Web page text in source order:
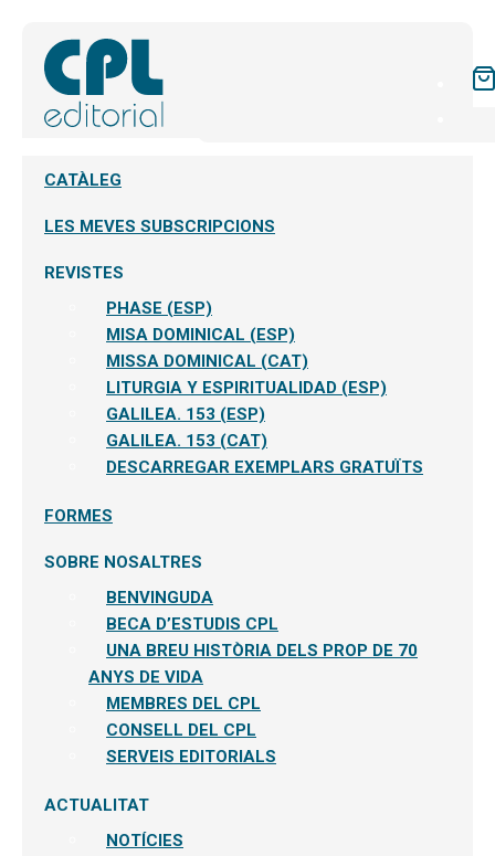
CATÀLEG
LES MEVES SUBSCRIPCIONS
REVISTES
PHASE (ESP)
MISA DOMINICAL (ESP)
MISSA DOMINICAL (CAT)
LITURGIA Y ESPIRITUALIDAD (ESP)
GALILEA. 153 (ESP)
GALILEA. 153 (CAT)
DESCARREGAR EXEMPLARS GRATUÏTS
FORMES
SOBRE NOSALTRES
BENVINGUDA
BECA D’ESTUDIS CPL
UNA BREU HISTÒRIA DELS PROP DE 70
ANYS DE VIDA
MEMBRES DEL CPL
CONSELL DEL CPL
SERVEIS EDITORIALS
ACTUALITAT
NOTÍCIES